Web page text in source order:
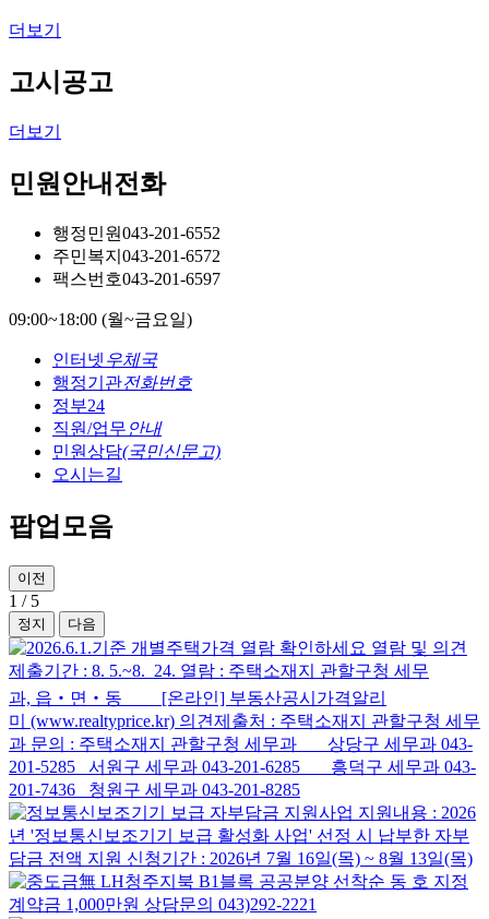
더보기
고시공고
더보기
민원안내전화
행정민원043-201-6552
주민복지 043-201-6572
팩스번호043-201-6597
09:00~18:00 (월~금요일)
인터넷 우체국
행정기관전화번호
정부24
직원/업무 안내
민원상담(국민신문고)
오시는길
팝업모음
이전
1 / 5
정지 다음